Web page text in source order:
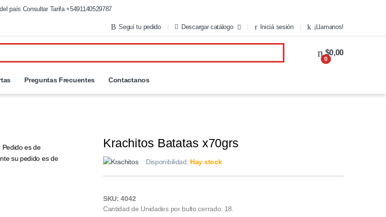
país Consultar Tarifa +5491140529787
Seguí tu pedido Descargar catálogo Iniciá sesión ¡Llamanos!
0
$0,00
Preguntas Frecuentes Contactanos
Pedido es de
su pedido es de
Krachitos Batatas x70grs
Disponibilidad: Hay stock
SKU: 4042
Cantidad de Unidades por bulto cerrado: 18.